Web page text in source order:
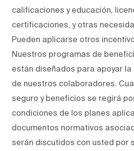
calificaciones y educación,
certificaciones, y otras
Pueden aplicarse otros
Nuestros programas de
están diseñados para apoyar
de nuestros colaboradores.
seguro y beneficios se regirá
condiciones de los planes
documentos normativos
serán discutidos con usted por